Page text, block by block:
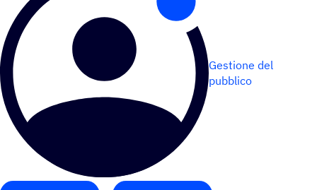
Gestione del
pubblico